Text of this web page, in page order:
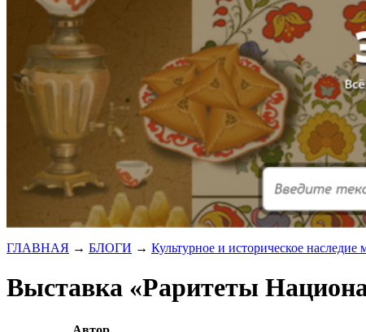
ГЛАВНАЯ → БЛОГИ → Культурное и историческое
Выставка «Раритеты